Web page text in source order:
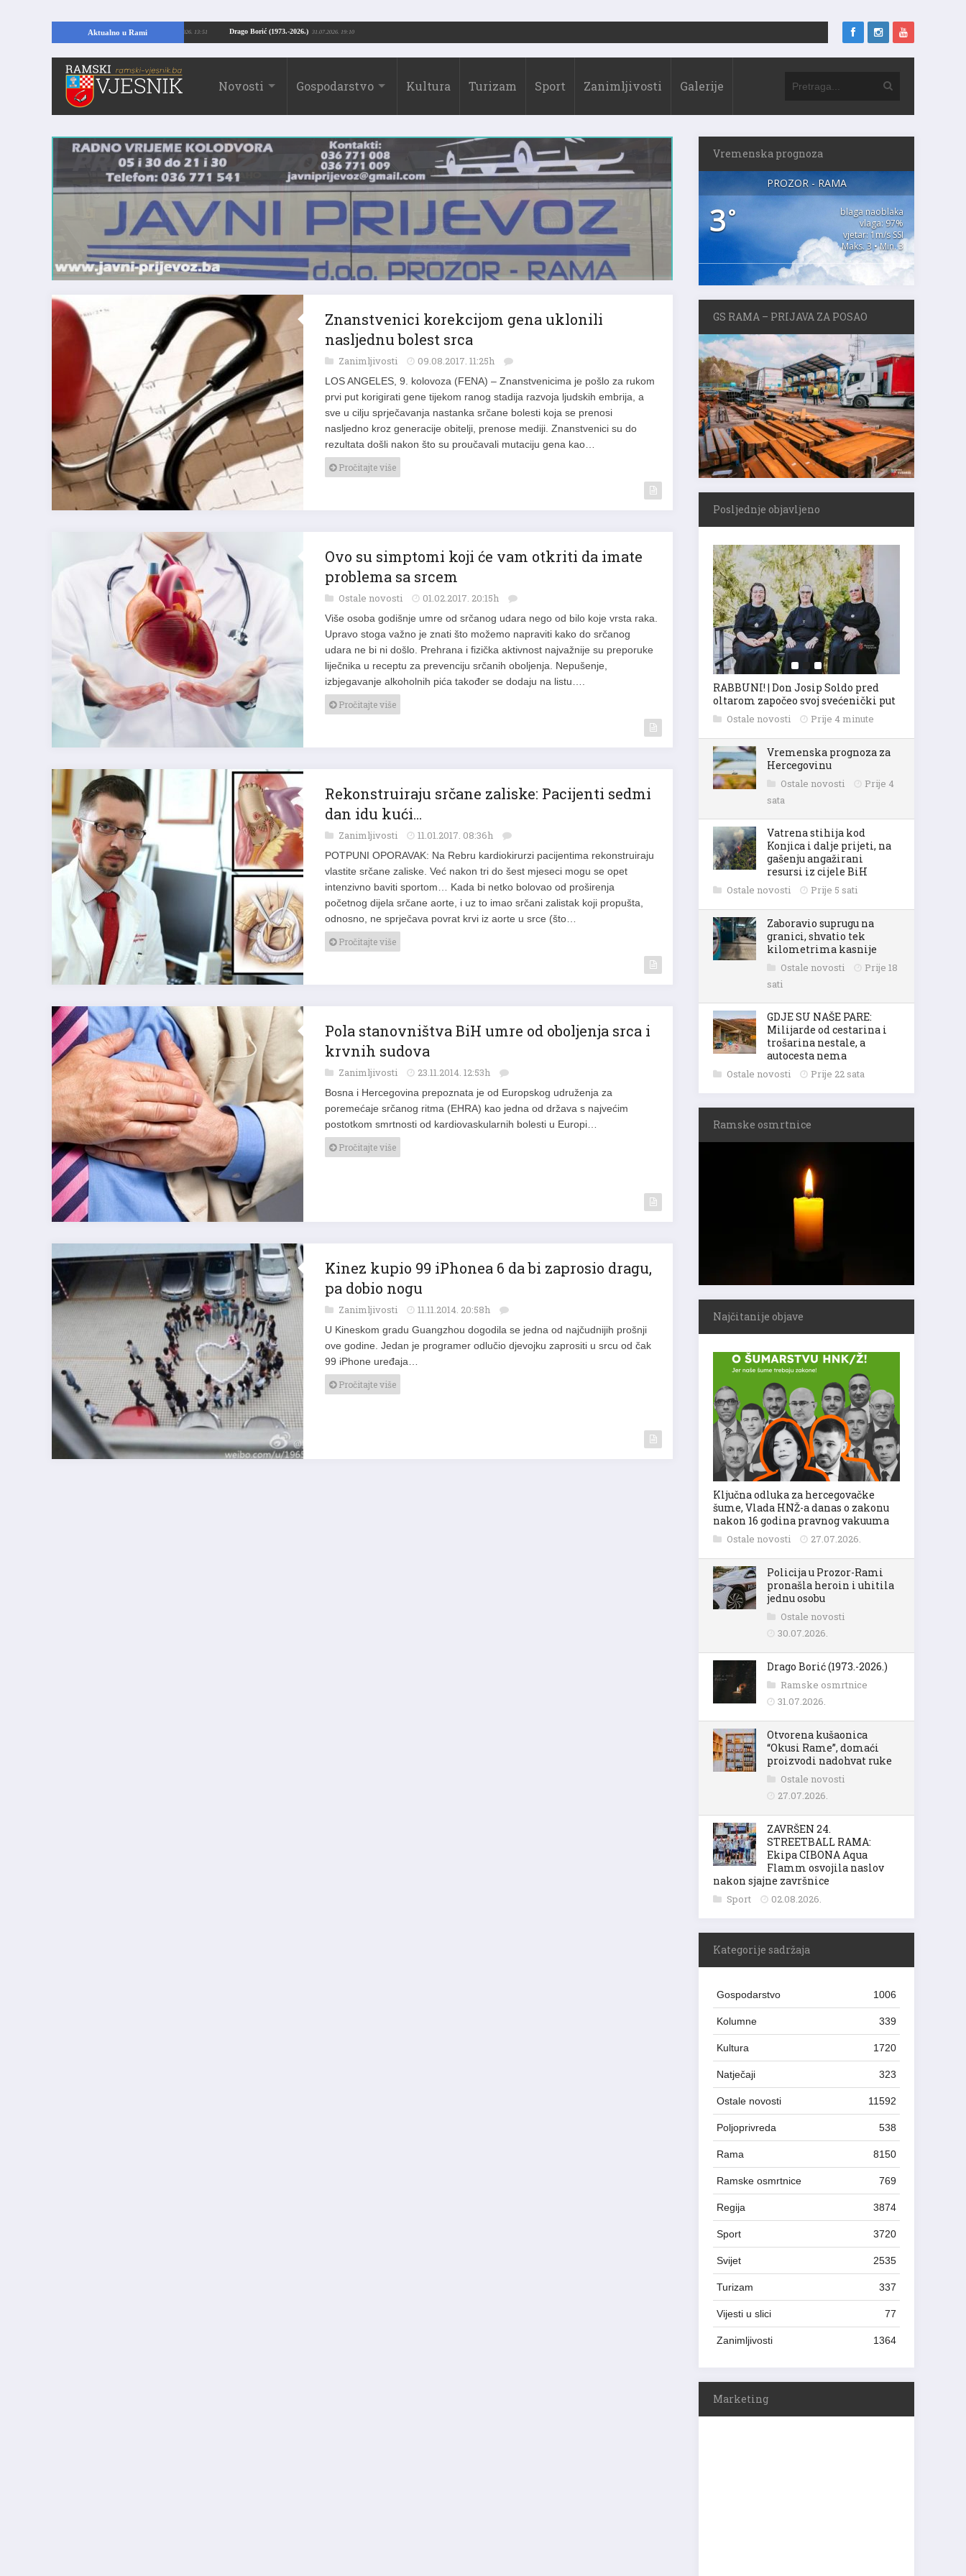
Aktualno u Rami Drago Borić (1973.-2026.)
Kopajući temelje kuće, pronašao vrijedne arheološke ostatke 24.07.2026. 13:51
Novosti Gospodarstvo Kultura Turizam Sport Zanimljivosti Galerije
Znanstvenici korekcijom gena uklonili
nasljednu bolest srca
Zanimljivosti 09.08.2017. 11:25h
LOS ANGELES, 9. kolovoza (FENA) – Znanstvenicima je pošlo za rukom
prvi put korigirati gene tijekom ranog stadija razvoja ljudskih embrija, a
sve u cilju sprječavanja nastanka srčane bolesti koja se prenosi
nasljedno kroz generacije obitelji, prenose mediji. Znanstvenici su do
rezultata došli nakon što su proučavali mutaciju gena kao…
Pročitajte više
Ovo su simptomi koji će vam otkriti da imate
problema sa srcem
Ostale novosti 01.02.2017. 20:15h
Više osoba godišnje umre od srčanog udara nego od bilo koje vrsta raka.
Upravo stoga važno je znati što možemo napraviti kako do srčanog
udara ne bi ni došlo. Prehrana i fizička aktivnost najvažnije su preporuke
liječnika u receptu za prevenciju srčanih oboljenja. Nepušenje,
izbjegavanje alkoholnih pića također se dodaju na listu….
Pročitajte više
Rekonstruiraju srčane zaliske: Pacijenti sedmi
dan idu kući…
Zanimljivosti 11.01.2017. 08:36h
POTPUNI OPORAVAK: Na Rebru kardiokirurzi pacijentima rekonstruiraju
vlastite srčane zaliske. Već nakon tri do šest mjeseci mogu se opet
intenzivno baviti sportom… Kada bi netko bolovao od proširenja
početnog dijela srčane aorte, i uz to imao srčani zalistak koji propušta,
odnosno, ne sprječava povrat krvi iz aorte u srce (što…
Pročitajte više
Pola stanovništva BiH umre od oboljenja srca i
krvnih sudova
Zanimljivosti 23.11.2014. 12:53h
Bosna i Hercegovina prepoznata je od Europskog udruženja za
poremećaje srčanog ritma (EHRA) kao jedna od država s najvećim
postotkom smrtnosti od kardiovaskularnih bolesti u Europi…
Pročitajte više
Kinez kupio 99 iPhonea 6 da bi zaprosio dragu,
pa dobio nogu
Zanimljivosti 11.11.2014. 20:58h
U Kineskom gradu Guangzhou dogodila se jedna od najčudnijih prošnji
ove godine. Jedan je programer odlučio djevojku zaprositi u srcu od čak
99 iPhone uređaja…
Pročitajte više
Vremenska prognoza
PROZOR - RAMA
3°
blaga naoblaka
vlaga: 97%
vjetar: 1m/s SSI
Maks. 3 • Min. 3
GS RAMA – PRIJAVA ZA POSAO
Posljednje objavljeno
RABBUNI! | Don Josip Soldo pred
oltarom započeo svoj svećenički put
Ostale novosti Prije 4 minute
Vremenska prognoza za
Hercegovinu
Ostale novosti
Prije 4
sata
Vatrena stihija kod
Konjica i dalje prijeti, na
gašenju angažirani
resursi iz cijele BiH
Ostale novosti Prije 5 sati
Zaboravio suprugu na
granici, shvatio tek
kilometrima kasnije
Ostale novosti
Prije 18
sati
GDJE SU NAŠE PARE:
Milijarde od cestarina i
trošarina nestale, a
autocesta nema
Ostale novosti Prije 22 sata
Ramske osmrtnice
Najčitanije objave
Ključna odluka za hercegovačke
šume, Vlada HNŽ-a danas o zakonu
nakon 16 godina pravnog vakuuma
Ostale novosti 27.07.2026.
Policija u Prozor-Rami
pronašla heroin i uhitila
jednu osobu
Ostale novosti
30.07.2026.
Drago Borić (1973.-2026.)
Ramske osmrtnice
31.07.2026.
Otvorena kušaonica
“Okusi Rame”, domaći
proizvodi nadohvat ruke
Ostale novosti
27.07.2026.
ZAVRŠEN 24.
STREETBALL RAMA:
Ekipa CIBONA Aqua
Flamm osvojila naslov
nakon sjajne završnice
Sport 02.08.2026.
Kategorije sadržaja
Gospodarstvo 1006
Kolumne 339
Kultura 1720
Natječaji 323
Ostale novosti 11592
Poljoprivreda 538
Rama 8150
Ramske osmrtnice 769
Regija 3874
Sport 3720
Svijet 2535
Turizam 337
Vijesti u slici 77
Zanimljivosti 1364
Marketing